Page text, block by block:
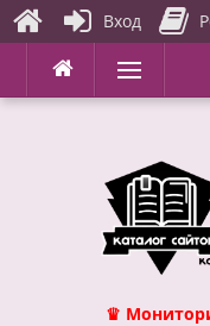
Перейти
содержимому
Меню
♛
Вход